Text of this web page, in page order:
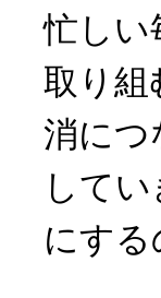
忙しい
取り組
消につ
して
にする